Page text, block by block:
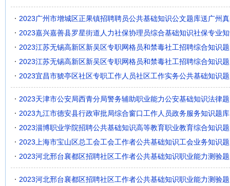
2023广州市增城区正果镇招聘聘员公共基础知识公文题库送广州
2023嘉兴嘉善县罗星街道人力社保协理员综合基础知识社保专业
2023江苏无锡高新区新吴区专职网格员和禁毒社工招聘综合知识
2023江苏无锡高新区新吴区专职网格员和禁毒社工招聘综合知识
2023宜昌市猇亭区社区专职工作人员社区工作实务公共基础知识
2023天津市公安局西青分局警务辅助职业能力公安基础知识法律
2023九江市德安县行政审批局综合窗口工作人员政务服务知识题库
2023淄博职业学院招聘公共基础知识高等教育职业教育综合知识
2023上海市宝山区总工会工会工作者公共基础知识工会业务知识
2023河北邢台襄都区招聘社区工作者公共基础知识职业能力测验
2023河北邢台襄都区招聘社区工作者公共基础知识职业能力测验